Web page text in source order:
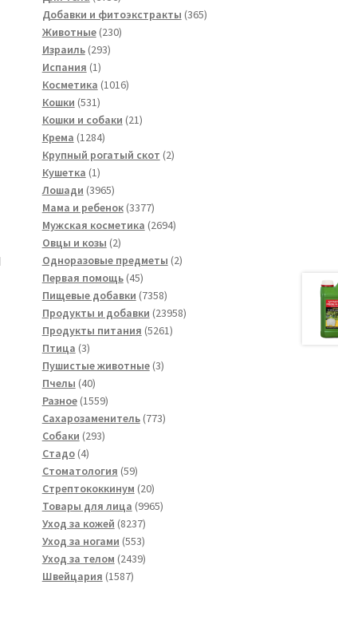
товаров
Добавки и фитоэкстракты 365365
Животные 230230
Израиль 293293
Испания 11
товар
Косметика 10161016
Кошки 531531
товар
Кошки и собаки 2121
Крема 12841284
товара
Крупный рогатый скот 22
Кушетка 11
товар
Лошади 39653965
товаров
Мама и ребенок 33773377
товаров
Мужская косметика 26942694
Овцы и козы 22
товара
Одноразовые предметы 22
Первая помощь 4545
товаров
Пищевые добавки 73587358
товаров
Продукты и добавки 2395823958
Продукты питания 52615261
Птица 33
товара
Пушистые животные 33
Пчелы 4040
товаров
Разное 15591559
товаров
Сахарозаменитель 773773
Собаки 293293
Стадо 44
товара
Стоматология 5959
товаров
Стрептококкинум 2020
товаров
Товары для лица 99659965
Уход за кожей 82378237
товаров
Уход за ногами 553553
товара
Уход за телом 24392439
Швейцария 15871587